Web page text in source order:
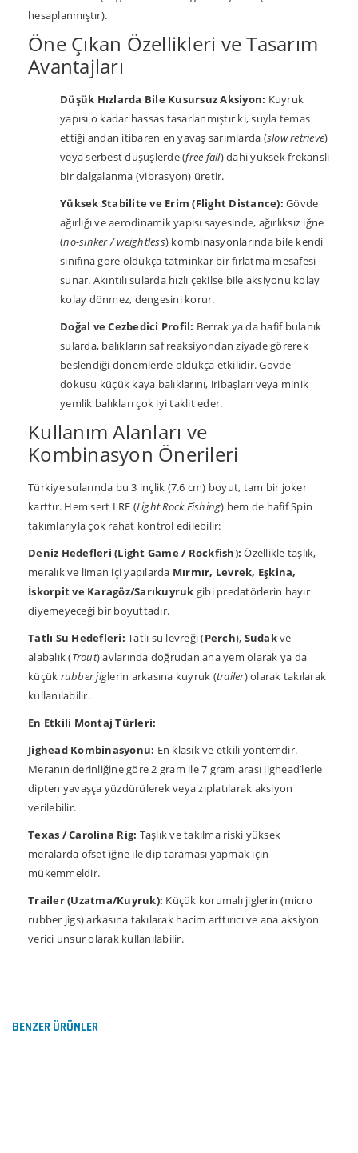
hesaplanmıştır).
Öne Çıkan Özellikleri ve Tasarım
Avantajları
Düşük Hızlarda Bile Kusursuz Aksiyon: Kuyruk
yapısı o kadar hassas tasarlanmıştır ki, suyla temas
ettiği andan itibaren en yavaş sarımlarda (slow retrieve)
veya serbest düşüşlerde (free fall) dahi yüksek frekanslı
bir dalgalanma (vibrasyon) üretir.
Yüksek Stabilite ve Erim (Flight Distance): Gövde
ağırlığı ve aerodinamik yapısı sayesinde, ağırlıksız iğne
(no-sinker / weightless) kombinasyonlarında bile kendi
sınıfına göre oldukça tatminkar bir fırlatma mesafesi
sunar. Akıntılı sularda hızlı çekilse bile aksiyonu kolay
kolay dönmez, dengesini korur.
Doğal ve Cezbedici Profil: Berrak ya da hafif bulanık
sularda, balıkların saf reaksiyondan ziyade görerek
beslendiği dönemlerde oldukça etkilidir. Gövde
dokusu küçük kaya balıklarını, iribaşları veya minik
yemlik balıkları çok iyi taklit eder.
Kullanım Alanları ve
Kombinasyon Önerileri
Türkiye sularında bu 3 inçlik (7.6 cm) boyut, tam bir joker
karttır. Hem sert LRF (Light Rock Fishing) hem de hafif Spin
takımlarıyla çok rahat kontrol edilebilir:
Deniz Hedefleri (Light Game / Rockfish): Özellikle taşlık,
meralık ve liman içi yapılarda Mırmır, Levrek, Eşkina,
İskorpit ve Karagöz/Sarıkuyruk gibi predatörlerin hayır
diyemeyeceği bir boyuttadır.
Tatlı Su Hedefleri: Tatlı su levreği (Perch), Sudakve
alabalık (Trout) avlarında doğrudan ana yem olarak ya da
küçük rubber jiglerin arkasına kuyruk (trailer) olarak takılarak
kullanılabilir.
En Etkili Montaj Türleri:
Jighead Kombinasyonu: En klasik ve etkili yöntemdir.
Meranın derinliğine göre 2 gram ile 7 gram arası jighead’lerle
dipten yavaşça yüzdürülerek veya zıplatılarak aksiyon
verilebilir.
Texas / Carolina Rig: Taşlık ve takılma riski yüksek
meralarda ofset iğne ile dip taraması yapmak için
mükemmeldir.
Trailer (Uzatma/Kuyruk): Küçük korumalı jiglerin (micro
rubber jigs) arkasına takılarak hacim arttırıcı ve ana aksiyon
verici unsur olarak kullanılabilir.
Görüş ve önerileriniz için teşekkür ederiz.
BENZER ÜRÜNLER